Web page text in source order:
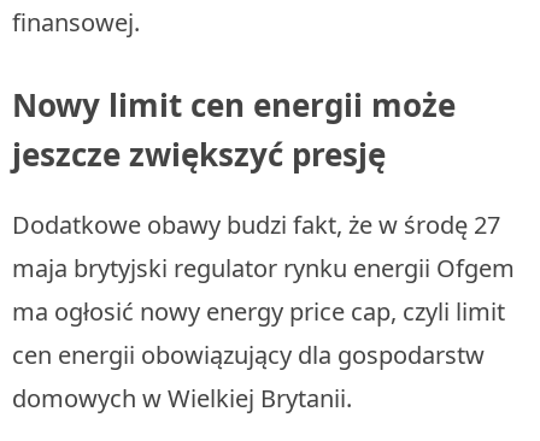
finansowej.
Nowy limit cen energii może
jeszcze zwiększyć presję
Dodatkowe obawy budzi fakt, że w środę 27
maja brytyjski regulator rynku energii Ofgem
ma ogłosić nowy energy price cap, czyli limit
cen energii obowiązujący dla gospodarstw
domowych w Wielkiej Brytanii.